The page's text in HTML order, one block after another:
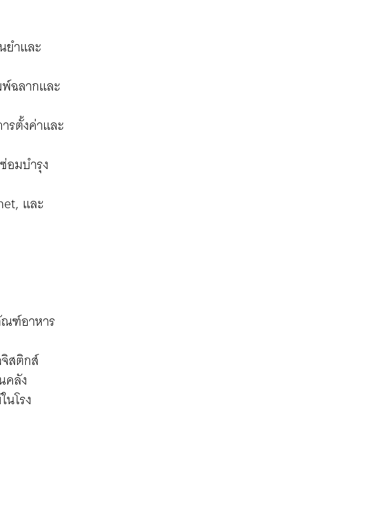
ยำและ
ฉลากและ
รตั้งค่าและ
อมบำรุง
และ
ฑ์อาหาร
สติกส์
คลัง
โรง